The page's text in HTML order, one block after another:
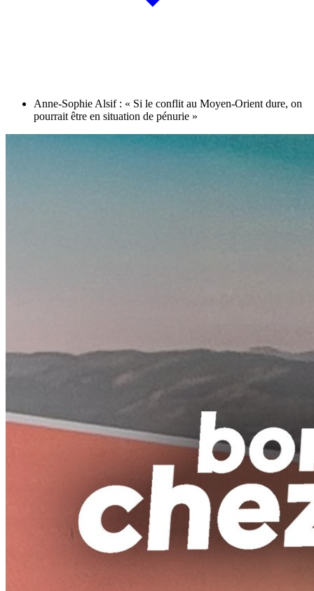
Anne-Sophie Alsif : « Si le conflit au Moyen-Orient dure, on
pourrait être en situation de pénurie »